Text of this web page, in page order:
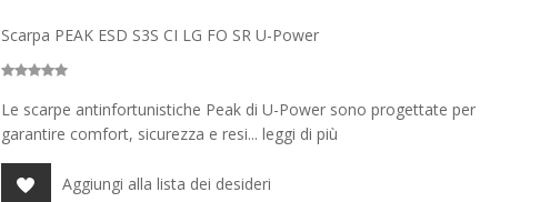
Scarpa PEAK ESD S3S CI LG FO SR U-Power
Le scarpe antinfortunistiche Peak di U-Power sono progettate per
garantire comfort, sicurezza e resi... leggi di più
Aggiungi alla lista dei desideri